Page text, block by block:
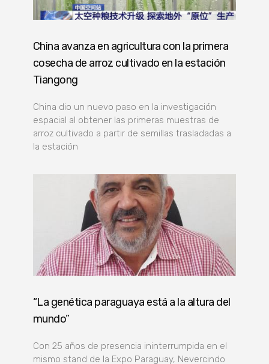
China avanza en agricultura con la primera
cosecha de arroz cultivado en la estación
Tiangong
China dio un nuevo paso en la investigación
espacial al obtener las primeras muestras de
arroz cultivado a partir de semillas trasladadas a
la estación
“La genética paraguaya está a la altura del
mundo”
Con 25 años de presencia ininterrumpida en el
mismo stand de la Expo Paraguay, Nevercindo